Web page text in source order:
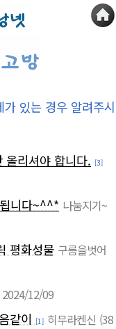
있는 경우 알려주시
올리셔야 합니다. [3]
니다~^^* 나눔지기~
평화성물 구름을벗어
2024/12/09
같이 [1] 히무라켄신 (38